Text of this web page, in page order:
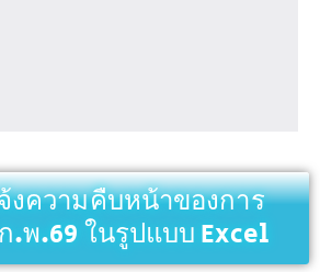
งความคืบหน้าของการ
.พ.69 ในรูปแบบ Excel